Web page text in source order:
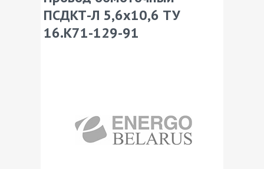
ПСДКТ-Л 5,6х10,6 ТУ
16.К71-129-91